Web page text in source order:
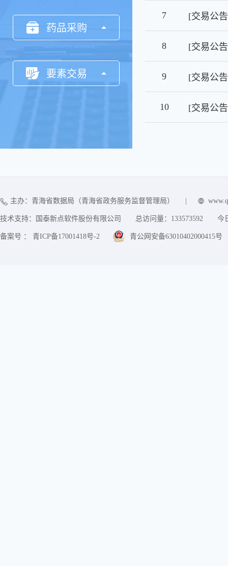
药品采购
要素交易
7
8
9
10
主办：青海省数据局（青海省政务服务监督管理局）
技术支持：国泰新点软件股份有限公司 总访问量： 133573592 今
备案号 ： 青ICP备17001418号-2 青公网安备63010402000415号